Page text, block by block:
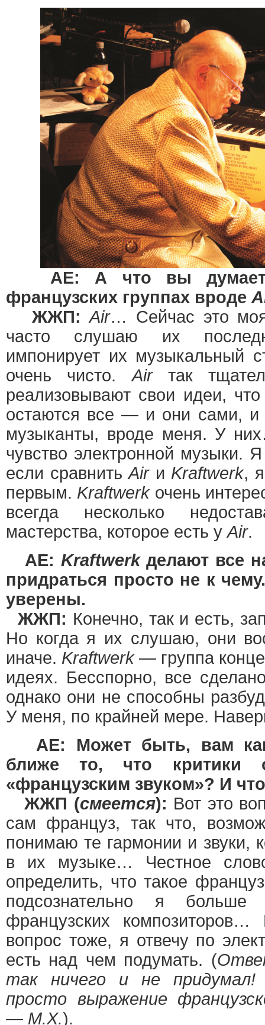
AE: А что вы
французских группах вроде
ЖЖП: Air… Сейчас это
часто слушаю их
импонирует их музыкальный
очень чисто.Airтак
реализовывают свои идеи,
остаются все — и они сами, и
музыканты, вроде меня. У
чувство электронной музыки.
если сравнитьAirи Kraftwerk,
первым. Kraftwerkочень
всегда несколько
мастерства, которое есть уAir.
AE: Kraftwerkделают все
придраться просто не к
уверены.
ЖЖП: Конечно, так и есть,
Но когда я их слушаю, они
иначе. Kraftwerk— группа
идеях. Бесспорно, все
однако они не способны
У меня, по крайней мере.
AE: Может быть, вам как
ближе то, что критики
«французским звуком»? И
ЖЖП (смеется): Вот это
сам француз, так что,
понимаю те гармонии и звуки,
в их музыке… Честное
определить, что такое
подсознательно я
французских
вопрос тоже, я отвечу по
есть над чем подумать. (
так ничего и не
просто выражение
— М.Х.).